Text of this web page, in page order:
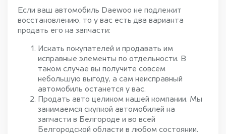
Если ваш автомобиль Daewoo не подлежит
восстановлению, то у вас есть два варианта
продать его на запчасти:
Искать покупателей и продавать им
исправные элементы по отдельности. В
таком случае вы получите совсем
небольшую выгоду, а сам неисправный
автомобиль останется у вас.
Продать авто целиком нашей компании. Мы
занимаемся скупкой автомобилей на
запчасти в Белгороде и во всей
Белгородской области в любом состоянии.